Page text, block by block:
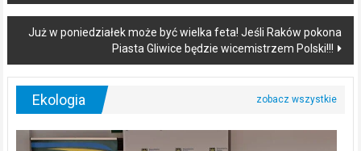
navigation
Już w poniedziałek może być wielka feta! Jeśli Raków pokona
Piasta Gliwice będzie wicemistrzem Polski!!!
Ekologia